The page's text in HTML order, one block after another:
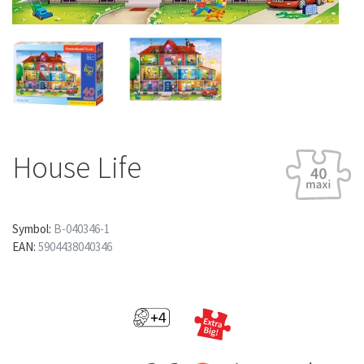
House Life
Symbol: B-040346-1
EAN: 5904438040346